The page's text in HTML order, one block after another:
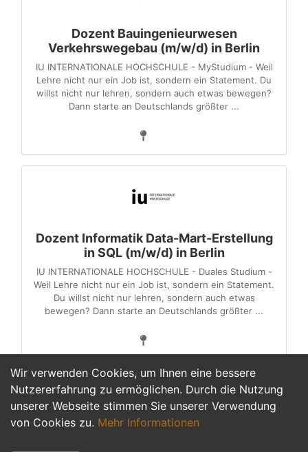
Wir verwenden Cookies, um Ihnen eine bessere
Nutzererfahrung zu ermöglichen. Durch die Nutzung
unserer Webseite stimmen Sie unserer Verwendung
von Cookies zu. Mehr Informationen
Dozent Bauingenieurwesen
Verkehrswegebau (m/w/d) in Berlin
IU INTERNATIONALE HOCHSCHULE - MyStudium - Weil
Lehre nicht nur ein Job ist, sondern ein Statement. Du
willst nicht nur lehren, sondern auch etwas bewegen?
Dann starte an Deutschlands größter ...
Dozent Informatik Data-Mart-Erstellung
in SQL (m/w/d) in Berlin
IU INTERNATIONALE HOCHSCHULE - Duales Studium -
Weil Lehre nicht nur ein Job ist, sondern ein Statement.
Du willst nicht nur lehren, sondern auch etwas
bewegen? Dann starte an Deutschlands größter ...
1 2 >